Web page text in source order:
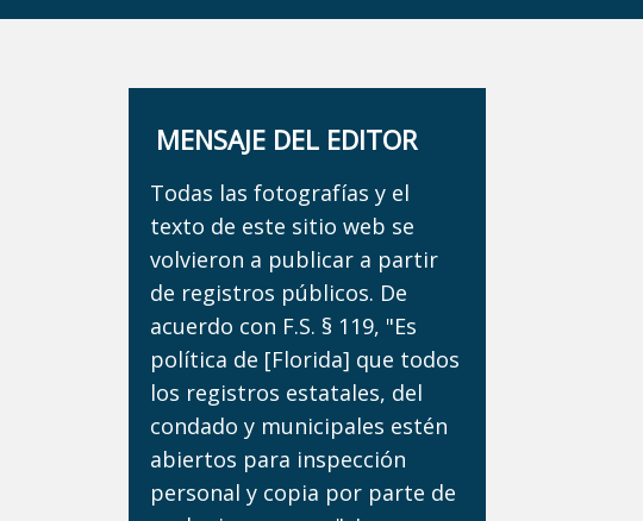
MENSAJE DEL EDITOR
Todas las fotografías y el
texto de este sitio web se
volvieron a publicar a partir
de registros públicos. De
acuerdo con F.S. § 119, "Es
política de [Florida] que todos
los registros estatales, del
condado y municipales estén
abiertos para inspección
personal y copia por parte de